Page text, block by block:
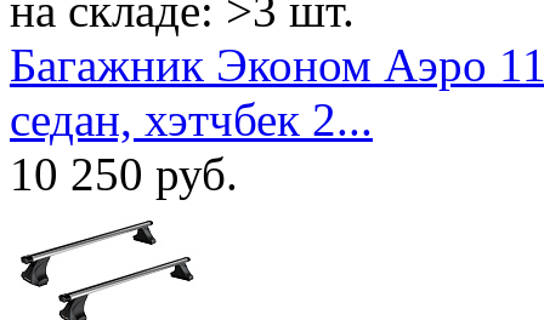
Багажник Эконом Аэро
седан, хэтчбек 2...
10 250 руб.